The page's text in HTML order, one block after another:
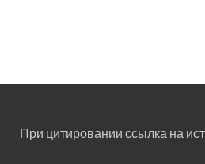
При цитировании ссылка на